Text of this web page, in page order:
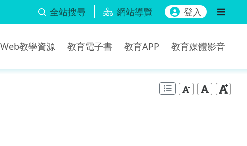
全站搜尋 網站導覽 登入
Web教學資源 教育電子書 教育APP 教育媒體影音